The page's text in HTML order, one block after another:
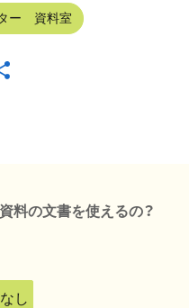
ー 資料室
料の文書を使えるの？
し